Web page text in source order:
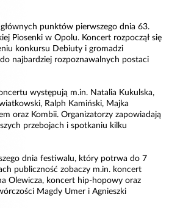
punktów pierwszego dnia 63.
Piosenki w Opolu. Koncert rozpoczął się
konkursu Debiuty i gromadzi
najbardziej rozpoznawalnych postaci
występują m.in. Natalia Kukulska,
Ralph Kamiński, Majka
oraz Kombii. Organizatorzy zapowiadają
przebojach i spotkaniu kilku
dnia festiwalu, który potrwa do 7
publiczność zobaczy m.in. koncert
Olewicza, koncert hip-hopowy oraz
Magdy Umer i Agnieszki